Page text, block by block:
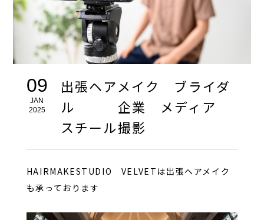
09
JAN
2025
出張ヘアメイク ブライダ
ル 企業 メディア
スチール撮影
HAIRMAKESTUDIO VELVETは出張ヘアメイク
も承っております